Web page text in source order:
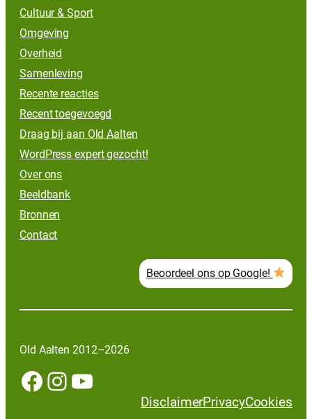
Cultuur & Sport
Omgeving
Overheid
Samenleving
Recente reacties
Recent toegevoegd
Draag bij aan Old Aalten
WordPress expert gezocht!
Over ons
Beeldbank
Bronnen
Contact
Beoordeel ons op Google!
Old Aalten 2012–2026
Facebook InstagramYouTube
DisclaimerPrivacyCookies